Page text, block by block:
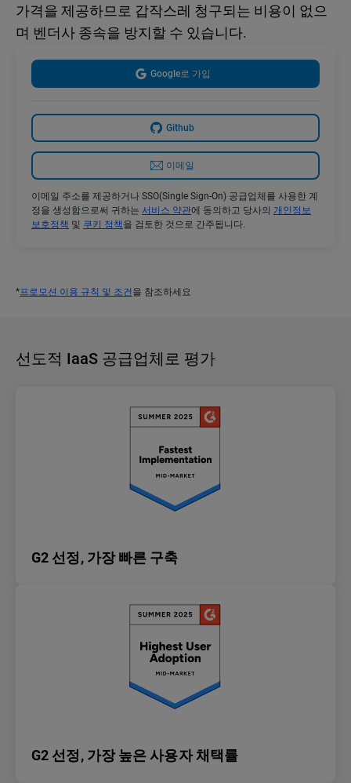
가격을 제공하므로 갑작스레 청구되는 비용이 없으
며 벤더사 종속을 방지할 수 있습니다.
Google로 가입
Github
이메일
이메일 주소를 제공하거나 SSO(Single Sign-On) 공급업체를 사용한 계
정을 생성함으로써 귀하는 서비스 약관에 동의하고 당사의 개인정보
보호정책 및 쿠키 정책 을 검토한 것으로 간주됩니다.
*프로모션 이용 규칙 및 조건 을 참조하세요
선도적 IaaS 공급업체로 평가
G2 선정, 가장 빠른 구축
G2 선정, 가장 높은 사용자 채택률